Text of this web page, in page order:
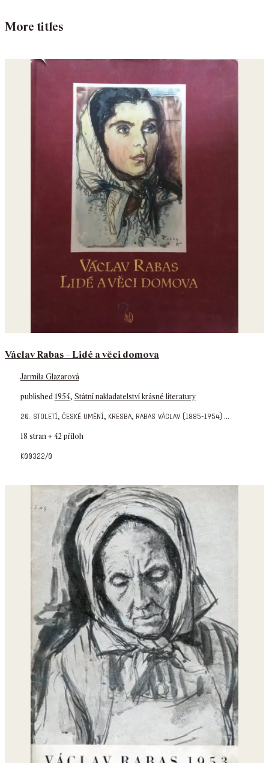
More titles
Václav Rabas – Lidé a věci domova
Jarmila Glazarová
published 1954, Státní nakladatelství krásné literatury
20. století, české umění, kresba, rabas václav (1885-1954) ...
18 stran + 42 příloh
k00322/0